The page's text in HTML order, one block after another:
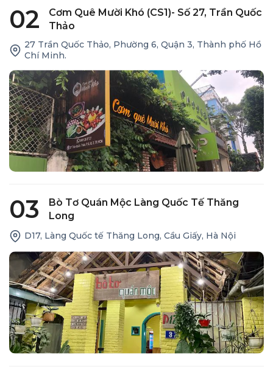
02
Cơm Quê Mười Khó (CS1)- Số 27, Trần Quốc
Thảo
27 Trần Quốc Thảo, Phường 6, Quận 3, Thành phố Hồ
Chí Minh.
03
Bò Tơ Quán Mộc Làng Quốc Tế Thăng
Long
D17, Làng Quốc tế Thăng Long, Cầu Giấy, Hà Nội